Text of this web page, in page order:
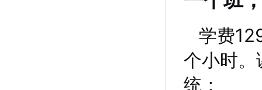
学费
个小时。
统：